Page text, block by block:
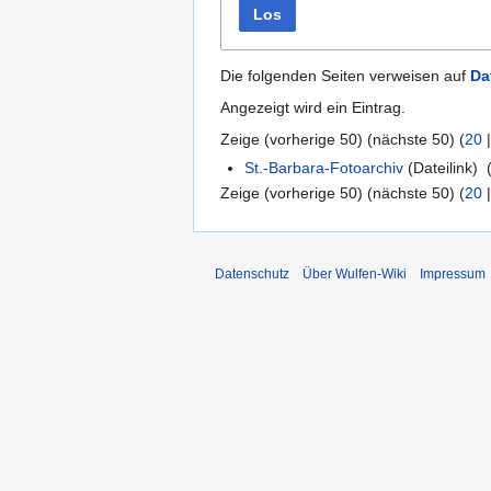
Los
Die folgenden Seiten verweisen auf
Angezeigt wird ein Eintrag.
Zeige (vorherige 50) (nächste 50) (20
St.-Barbara-Fotoarchiv (Dateilink) ‎
Zeige (vorherige 50) (nächste 50) (20
Datenschutz Über Wulfen-Wiki Impressum